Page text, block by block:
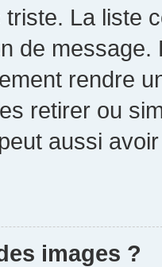
La liste
de
rendre
retirer ou
aussi
images ?